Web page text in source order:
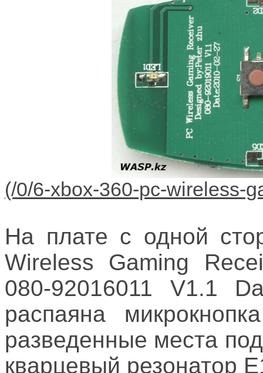
На плате с одной
Wireless Gaming
080-92016011 V1.1
распаяна
разведенные места
кварцевый резонатор